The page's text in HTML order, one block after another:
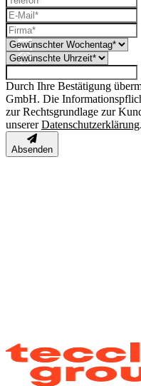
Durch Ihre Bestätigung
GmbH. Die
zur Rechtsgrundlage zur
unsererDatenschutzerklärung.
Absenden